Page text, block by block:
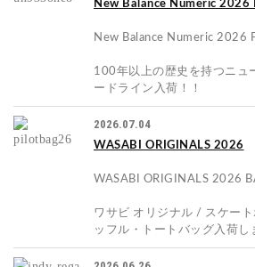
New Balance Numeric 2026
New Balance Numeric 2026
100年以上の歴史を持つニュ
ードライン入荷！！
2026.07.04
WASABI ORIGINALS 2026
WASABI ORIGINALS 2026
ワサビ オリジナル / スケー
ッフル・トートバッグ入荷し